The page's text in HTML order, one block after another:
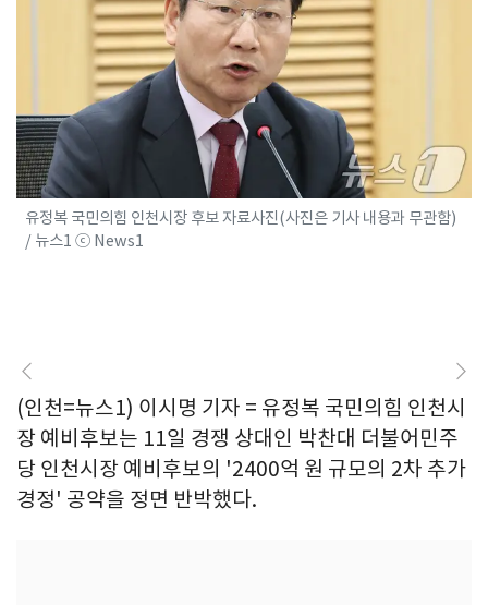
유정복 국민의힘 인천시장 후보 자료사진(사진은 기사 내용과 무관함)
/ 뉴스1 ⓒ News1
(인천=뉴스1) 이시명 기자 = 유정복 국민의힘 인천시
장 예비후보는 11일 경쟁 상대인 박찬대 더불어민주
당 인천시장 예비후보의 '2400억 원 규모의 2차 추가
경정' 공약을 정면 반박했다.